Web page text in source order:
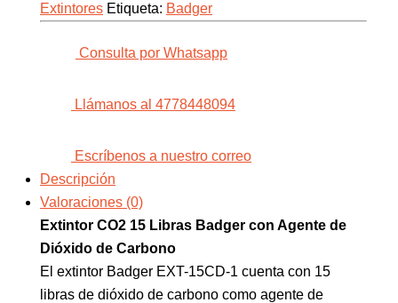
Extintores Etiqueta: Badger
Consulta por Whatsapp
Llámanos al 4778448094
Escríbenos a nuestro correo
Descripción
Valoraciones (0)
Extintor CO2 15 Libras Badger con Agente de
Dióxido de Carbono
El extintor Badger EXT-15CD-1 cuenta con 15
libras de dióxido de carbono como agente de